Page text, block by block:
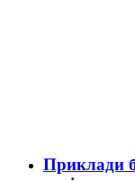
Приклади